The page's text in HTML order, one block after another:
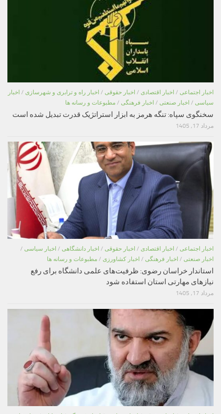
اخبار اجتماعی / اخبار اقتصادی / اخبار حقوقی / اخبار راه و ترابری و شهرسازی / اخبار
سیاسی / اخبار صنعتی / اخبار فرهنگی / مطبوعات و رسانه ها
سخنگوی سپاه: تنگه هرمز به ابزار استراتژیک قدرت تبدیل شده است
مرداد 17, 1405
اخبار اجتماعی / اخبار اقتصادی / اخبار حقوقی / اخبار دانشگاهی / اخبار سیاسی /
اخبار صنعتی / اخبار فرهنگی / اخبار کشاورزی / مطبوعات و رسانه ها
استاندار خراسان رضوی: ظرفیت‌های علمی دانشگاه برای رفع
نیازهای مهارتی استان استفاده شود
مرداد 17, 1405